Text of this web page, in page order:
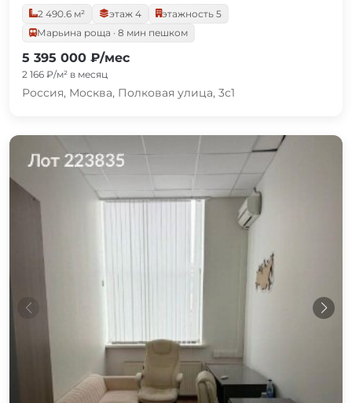
2 490.6 м²
этаж 4
этажность 5
Марьина роща · 8 мин пешком
5 395 000 ₽/мес
2 166 ₽/м² в месяц
Россия, Москва, Полковая улица, 3с1